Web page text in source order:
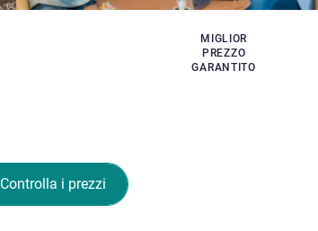
MIGLIOR
PREZZO
GARANTITO
Controlla i prezzi